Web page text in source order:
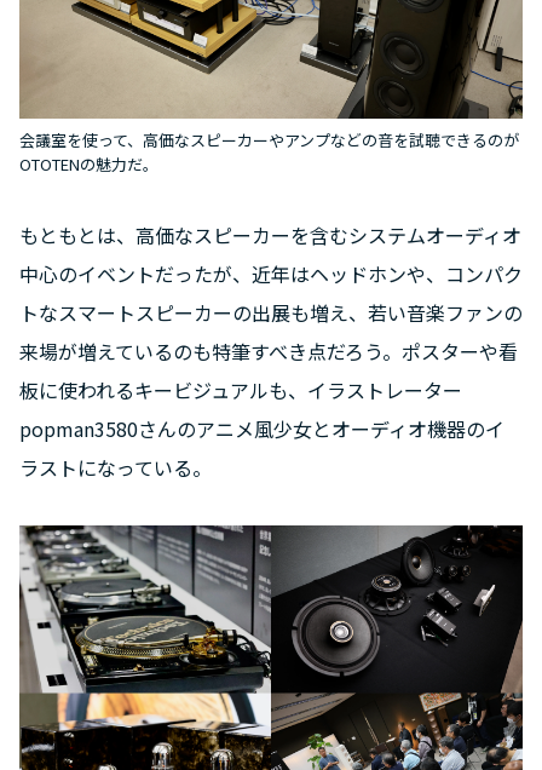
会議室を使って、高価なスピーカーやアンプなどの音を試聴できるのが
OTOTENの魅力だ。
もともとは、高価なスピーカーを含むシステムオーディオ
中心のイベントだったが、近年はヘッドホンや、コンパク
トなスマートスピーカーの出展も増え、若い音楽ファンの
来場が増えているのも特筆すべき点だろう。ポスターや看
板に使われるキービジュアルも、イラストレーター
popman3580さんのアニメ風少女とオーディオ機器のイ
ラストになっている。